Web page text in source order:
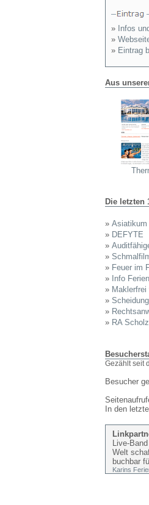
»
Infos
»
» Eintrag
Aus
Die letzten
» Asiatikum
» DEFYTE
»
»
» Feuer im
»
Info
»
»
»
» RA
Gezählt seit
Besucher
In den
Live-
Welt
buchbar
Karins